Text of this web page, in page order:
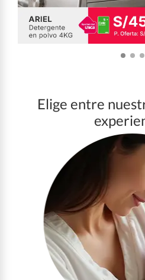
Elige entre